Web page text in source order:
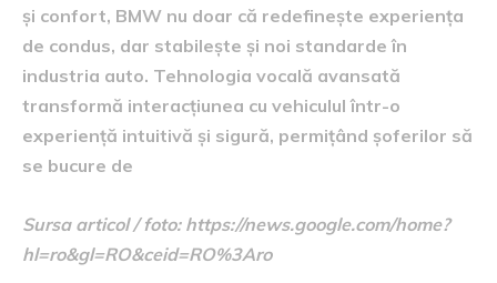
și confort, BMW nu doar că redefinește experiența
de condus, dar stabilește și noi standarde în
industria auto. Tehnologia vocală avansată
transformă interacțiunea cu vehiculul într-o
experiență intuitivă și sigură, permițând șoferilor să
se bucure de
Sursa articol / foto: https://news.google.com/home?
hl=ro&gl=RO&ceid=RO%3Aro